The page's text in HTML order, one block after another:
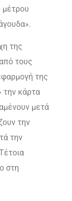
της
τους
της
την κάρτα
μετά
την
την
στη